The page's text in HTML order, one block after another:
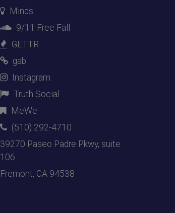
Minds
9/11 Free Fall
GETTR
gab
Instagram
Truth Social
MeWe
(510) 292-4710
39270 Paseo Padre Pkwy, suite
106
Fremont, CA 94538